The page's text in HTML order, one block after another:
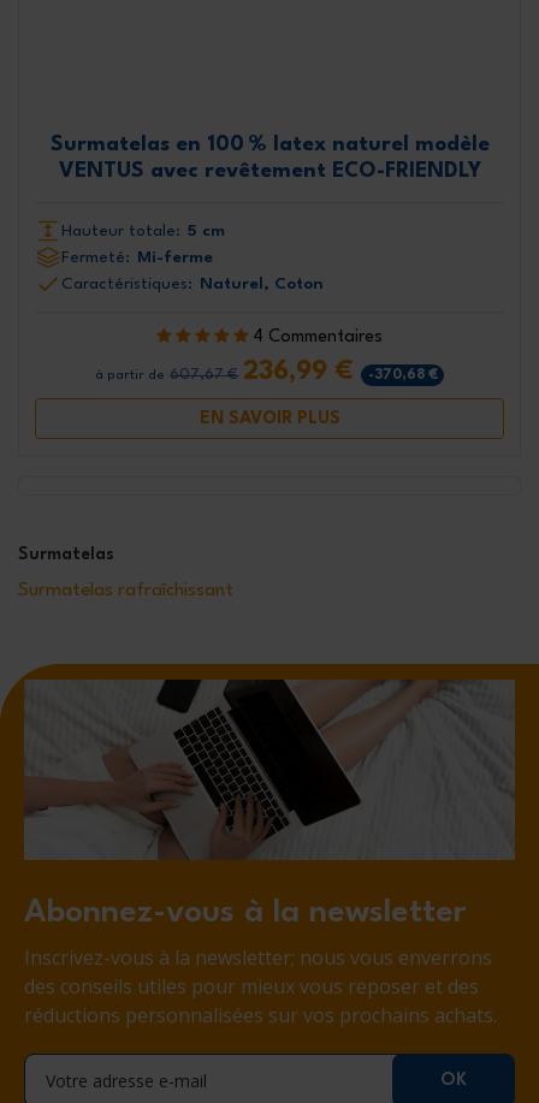
Surmatelas en 100 % latex naturel modèle
VENTUS avec revêtement ECO-FRIENDLY
Hauteur totale: 5 cm
Fermeté:
Mi-ferme
Caractéristiques:
Naturel, Coton
4 Commentaires
à partir de 607,67 € 236,99 € -370,68 €
EN SAVOIR PLUS
Surmatelas
Surmatelas rafraîchissant
Abonnez-vous à la newsletter
Inscrivez-vous à la newsletter; nous vous enverrons
des conseils utiles pour mieux vous reposer et des
réductions personnalisées sur vos prochains achats.